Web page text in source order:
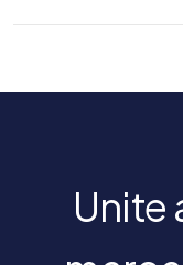
Unite